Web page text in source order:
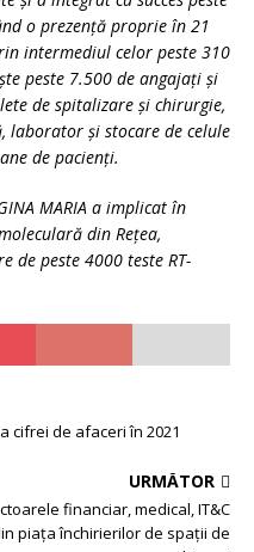
o prezență proprie în 21
intermediul celor peste 310
peste 7.500 de angajați și
de spitalizare și chirurgie,
laborator și stocare de celule
de pacienți.
MARIA a implicat în
din Rețea,
de peste 4000 teste RT-
cifrei de afaceri în 2021
URMĂTOR
financiar, medical, IT&C
piața închirierilor de spații de